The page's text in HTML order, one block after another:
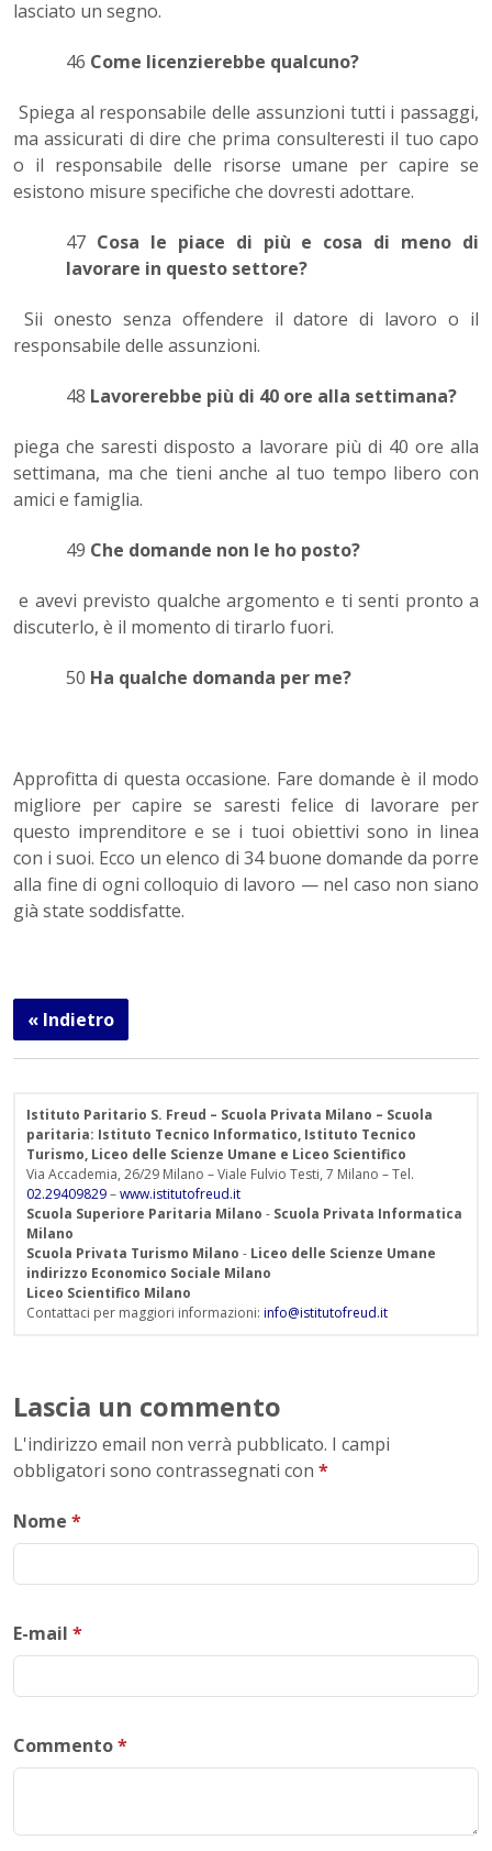
lasciato un segno.
46 Come licenzierebbe qualcuno?
Spiega al responsabile delle assunzioni tutti i passaggi,
ma assicurati di dire che prima consulteresti il tuo capo
o il responsabile delle risorse umane per capire se
esistono misure specifiche che dovresti adottare.
47 Cosa le piace di più e cosa di meno di
lavorare in questo settore?
Sii onesto senza offendere il datore di lavoro o il
responsabile delle assunzioni.
48 Lavorerebbe più di 40 ore alla settimana?
piega che saresti disposto a lavorare più di 40 ore alla
settimana, ma che tieni anche al tuo tempo libero con
amici e famiglia.
49 Che domande non le ho posto?
e avevi previsto qualche argomento e ti senti pronto a
discuterlo, è il momento di tirarlo fuori.
50 Ha qualche domanda per me?
Approfitta di questa occasione. Fare domande è il modo
migliore per capire se saresti felice di lavorare per
questo imprenditore e se i tuoi obiettivi sono in linea
con i suoi. Ecco un elenco di 34 buone domande da porre
alla fine di ogni colloquio di lavoro — nel caso non siano
già state soddisfatte.
« Indietro
Istituto Paritario S. Freud – Scuola Privata Milano – Scuola
paritaria: Istituto Tecnico Informatico, Istituto Tecnico
Turismo, Liceo delle Scienze Umane e Liceo Scientifico
Via Accademia, 26/29 Milano – Viale Fulvio Testi, 7 Milano – Tel.
02.29409829–www.istitutofreud.it
Scuola Superiore Paritaria Milano - Scuola Privata Informatica
Milano
Scuola Privata Turismo Milano - Liceo delle Scienze Umane
indirizzo Economico Sociale Milano
Liceo Scientifico Milano
Contattaci per maggiori informazioni: info@istitutofreud.it
Lascia un commento
L'indirizzo email non verrà pubblicato. I campi
obbligatori sono contrassegnati con *
Nome *
E-mail *
Commento*